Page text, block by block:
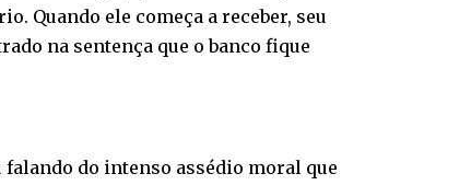
Quando ele começa a receber, seu
na sentença que o banco fique
falando do intenso assédio moral que